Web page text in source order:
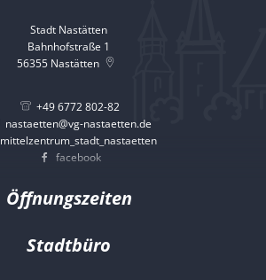
Stadt Nastätten
Bahnhofstraße 1
56355 Nastätten
+49 6772 802-82
nastaetten@vg-nastaetten.de
mittelzentrum_stadt_nastaetten
facebook
Öffnungszeiten
Stadtbüro